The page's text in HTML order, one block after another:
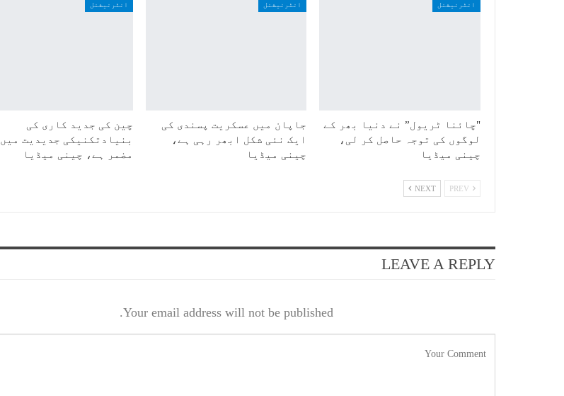
انٹرنیشنل
"چائنا ٹریول” نے دنیا بھر کے
لوگوں کی توجہ حاصل کر لی،
چینی میڈیا
انٹرنیشنل
جاپان میں عسکریت پسندی کی
ایک نئی شکل ابھر رہی ہے،
چینی میڈیا
انٹرنیشنل
چین کی جدید کاری کی
بنیادتکنیکی جدیدیت میں
مضمر ہے، چینی میڈیا
NEXT
LEAVE A REPLY
Your email address will not be published.